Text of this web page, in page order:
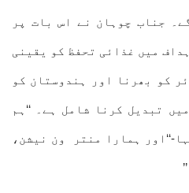
جناب چوہان نے اس بات پر
میں غذائی تحفظ کو یقینی
کو بھرنا اور ہندوستان کو
تبدیل کرنا شامل ہے۔ ‘‘ہم
‘‘اور ہمارا منتر ون نیشن،